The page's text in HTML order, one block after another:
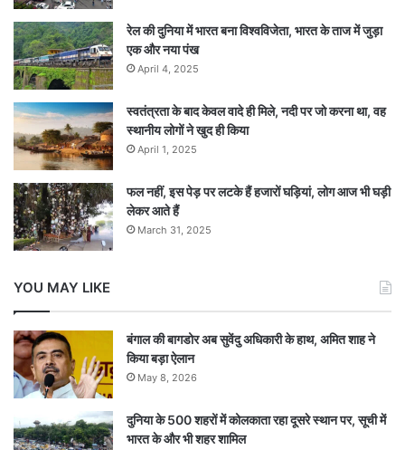
रेल की दुनिया में भारत बना विश्वविजेता, भारत के ताज में जुड़ा
एक और नया पंख
April 4, 2025
स्वतंत्रता के बाद केवल वादे ही मिले, नदी पर जो करना था, वह
स्थानीय लोगों ने खुद ही किया
April 1, 2025
फल नहीं, इस पेड़ पर लटके हैं हजारों घड़ियां, लोग आज भी घड़ी
लेकर आते हैं
March 31, 2025
YOU MAY LIKE
बंगाल की बागडोर अब सुवेंदु अधिकारी के हाथ, अमित शाह ने
किया बड़ा ऐलान
May 8, 2026
दुनिया के 500 शहरों में कोलकाता रहा दूसरे स्थान पर, सूची में
भारत के और भी शहर शामिल